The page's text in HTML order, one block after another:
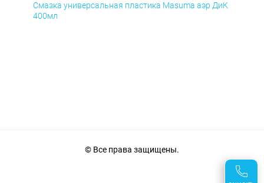
Смазка универсальная пластика Masuma аэр ДиК
400мл
© Все права защищены.